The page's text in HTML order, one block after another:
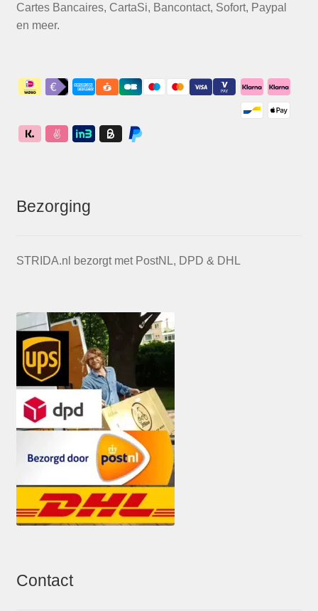
Cartes Bancaires, CartaSi, Bancontact, Sofort, Paypal
en meer.
Bezorging
STRIDA.nl bezorgt met PostNL, DPD & DHL
Contact